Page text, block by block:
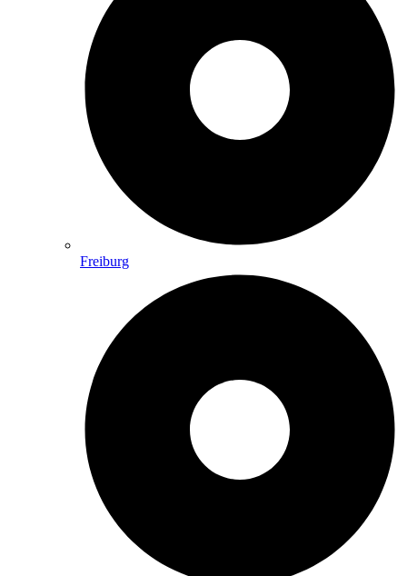
Freiburg